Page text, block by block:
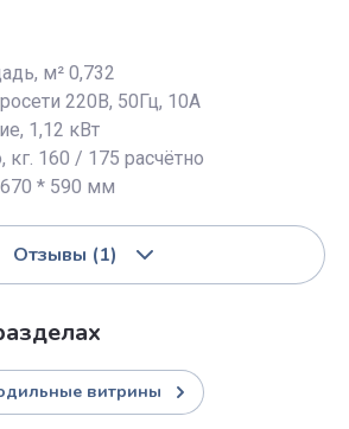
м² 0,732
220В, 50Гц, 10А
1,12 кВт
кг. 160 / 175 расчётно
* 590 мм
Отзывы (1)
витрины